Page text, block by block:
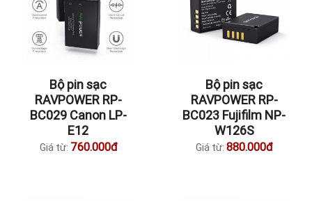
Bộ pin sạc
RAVPOWER RP-
BC029 Canon LP-
E12
Giá từ: 760.000đ
Bộ pin sạc
RAVPOWER RP-
BC023 Fujifilm NP-
W126S
Giá từ: 880.000đ